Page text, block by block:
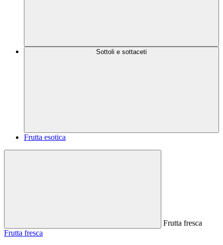
Sottoli e sottaceti
Frutta esotica
Frutta fresca
Frutta fresca